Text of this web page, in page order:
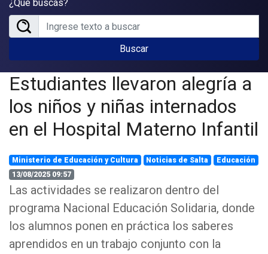
¿Qué buscás?
Buscar
Estudiantes llevaron alegría a
los niños y niñas internados
en el Hospital Materno Infantil
Ministerio de Educación y Cultura Noticias de Salta
Educación
13/08/2025 09:57
Las actividades se realizaron dentro del
programa Nacional Educación Solidaria, donde
los alumnos ponen en práctica los saberes
aprendidos en un trabajo conjunto con la